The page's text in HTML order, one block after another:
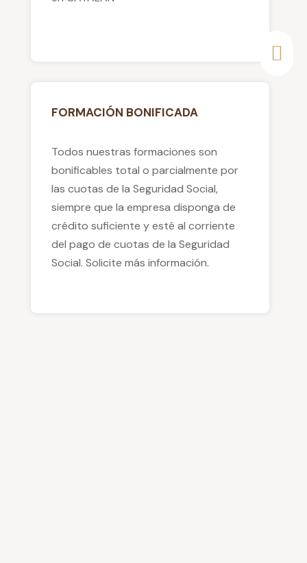
FORMACIÓN BONIFICADA
Todos nuestras formaciones son
bonificables total o parcialmente por
las cuotas de la Seguridad Social,
siempre que la empresa disponga de
crédito suficiente y esté al corriente
del pago de cuotas de la Seguridad
Social. Solicite más información.